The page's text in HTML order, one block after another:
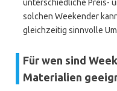
unterschiedliche Preis-
solchen Weekender
gleichzeitig sinnvolle
Für wen sind
Materialien